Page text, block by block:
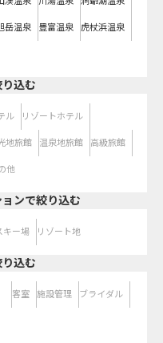
岳温泉 豊富温泉 虎杖浜温泉
込む
ル リゾートホテル
地旅館 温泉地旅館 高級旅館
他
ンで絞り込む
キー場 リゾート地
込む
客室 施設管理 ブライダル